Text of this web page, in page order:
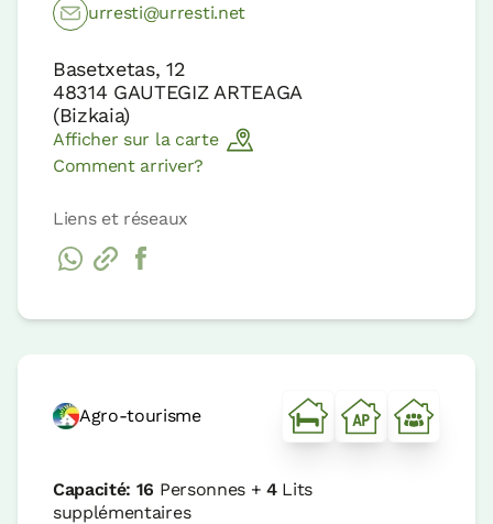
urresti@urresti.net
Basetxetas, 12
48314 GAUTEGIZ ARTEAGA
(Bizkaia)
Afficher sur la carte
Comment arriver?
Liens et réseaux
Agro-tourisme
Capacité: 16 Personnes +4Lits
supplémentaires